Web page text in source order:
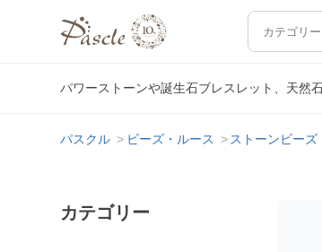
パワーストーンや誕生石ブレスレット、天然
パスクル ビーズ・ルース ストーンビーズ
カテゴリー